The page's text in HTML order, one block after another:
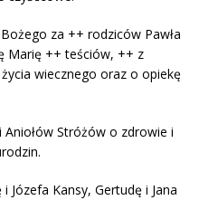
za ++ rodziców Pawła
Marię ++ teściów, ++ z
wiecznego oraz o opiekę
Stróżów o zdrowie i
Józefa Kansy, Gertudę i Jana